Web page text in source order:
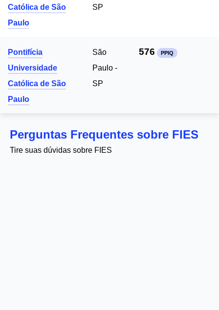
Católica de São
Paulo
SP
Pontifícia
Universidade
Católica de São
Paulo
São
Paulo -
SP
576 PPIQ
Perguntas Frequentes sobre FIES
Tire suas dúvidas sobre FIES